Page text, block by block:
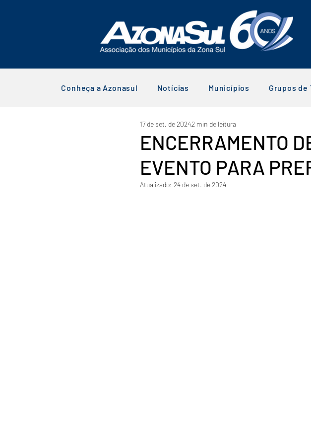
Conheça a Azonasul Notícias Municípios Grupos de
ENCERRAMENTO
EVENTO PARA
17 de set. de 20242 min de leitura
Atualizado: 24 de set. de 2024